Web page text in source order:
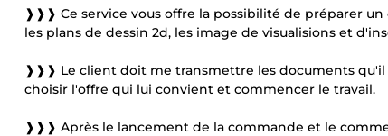
❱❱❱ Ce service vous offre la possibilité de préparer
les plans de dessin 2d, les image de visualisions et
❱❱❱ Le client doit me transmettre les documents qu'il
choisir l'offre qui lui convient et commencer le travail.
❱❱❱ Après le lancement de la commande et le